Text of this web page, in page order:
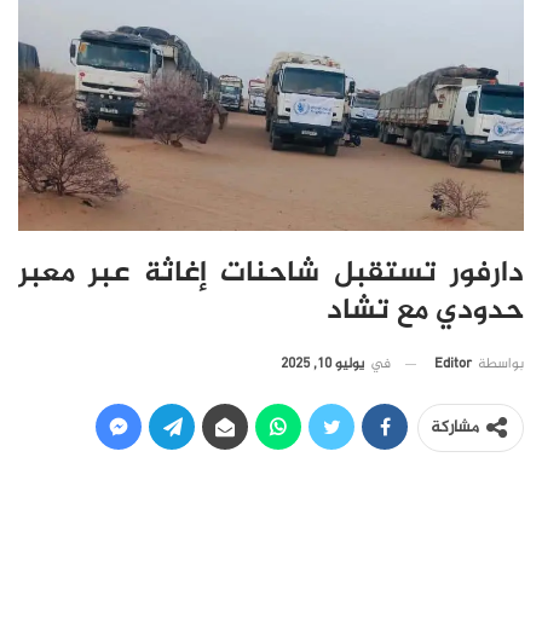
دارفور تستقبل شاحنات إغاثة عبر معبر
حدودي مع تشاد
بواسطة Editor في يوليو 10, 2025
مشاركة